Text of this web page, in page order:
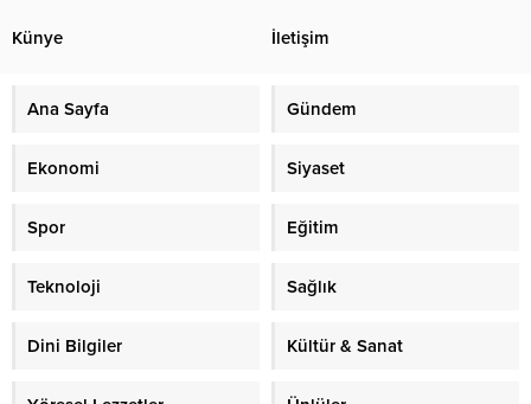
Künye İletişim
Ana Sayfa Gündem
Ekonomi Siyaset
Spor Eğitim
Teknoloji Sağlık
Dini Bilgiler Kültür & Sanat